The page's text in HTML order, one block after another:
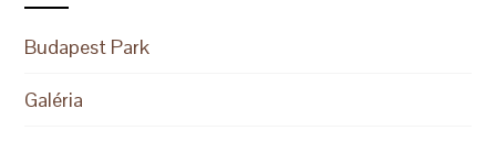
Budapest Park
Galéria